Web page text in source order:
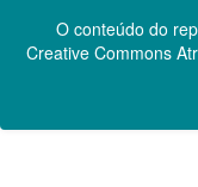
O conteúdo do
Creative Commons